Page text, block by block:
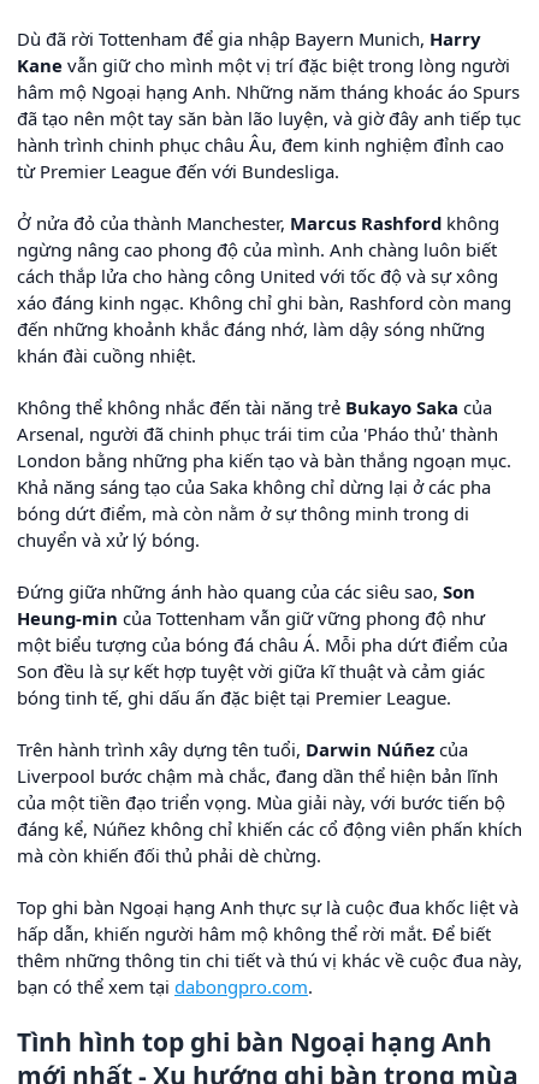
Dù đã rời Tottenham để gia nhập Bayern Munich, Harry
Kane vẫn giữ cho mình một vị trí đặc biệt trong lòng người
hâm mộ Ngoại hạng Anh. Những năm tháng khoác áo Spurs
đã tạo nên một tay săn bàn lão luyện, và giờ đây anh tiếp tục
hành trình chinh phục châu Âu, đem kinh nghiệm đỉnh cao
từ Premier League đến với Bundesliga.
Ở nửa đỏ của thành Manchester, Marcus Rashford không
ngừng nâng cao phong độ của mình. Anh chàng luôn biết
cách thắp lửa cho hàng công United với tốc độ và sự xông
xáo đáng kinh ngạc. Không chỉ ghi bàn, Rashford còn mang
đến những khoảnh khắc đáng nhớ, làm dậy sóng những
khán đài cuồng nhiệt.
Không thể không nhắc đến tài năng trẻ Bukayo Saka của
Arsenal, người đã chinh phục trái tim của 'Pháo thủ' thành
London bằng những pha kiến tạo và bàn thắng ngoạn mục.
Khả năng sáng tạo của Saka không chỉ dừng lại ở các pha
bóng dứt điểm, mà còn nằm ở sự thông minh trong di
chuyển và xử lý bóng.
Đứng giữa những ánh hào quang của các siêu sao, Son
Heung-min của Tottenham vẫn giữ vững phong độ như
một biểu tượng của bóng đá châu Á. Mỗi pha dứt điểm của
Son đều là sự kết hợp tuyệt vời giữa kĩ thuật và cảm giác
bóng tinh tế, ghi dấu ấn đặc biệt tại Premier League.
Trên hành trình xây dựng tên tuổi, Darwin Núñez của
Liverpool bước chậm mà chắc, đang dần thể hiện bản lĩnh
của một tiền đạo triển vọng. Mùa giải này, với bước tiến bộ
đáng kể, Núñez không chỉ khiến các cổ động viên phấn khích
mà còn khiến đối thủ phải dè chừng.
Top ghi bàn Ngoại hạng Anh thực sự là cuộc đua khốc liệt và
hấp dẫn, khiến người hâm mộ không thể rời mắt. Để biết
thêm những thông tin chi tiết và thú vị khác về cuộc đua này,
bạn có thể xem tại dabongpro.com.
Tình hình top ghi bàn Ngoại hạng Anh
mới nhất - Xu hướng ghi bàn trong mùa